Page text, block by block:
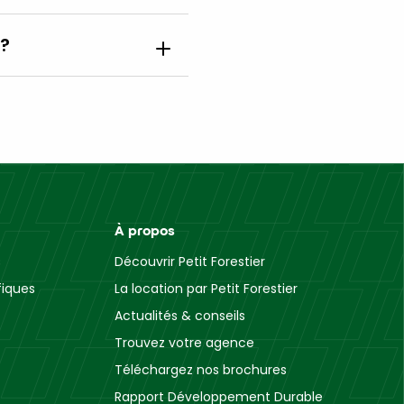
À propos
Découvrir Petit Forestier
La location par Petit Forestier
Actualités & conseils
Trouvez votre agence
Téléchargez nos brochures
Rapport Développement Durable